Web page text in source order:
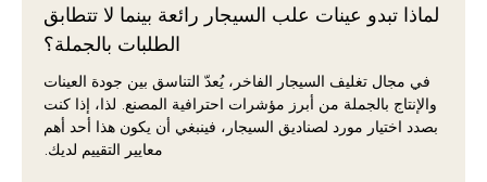
لماذا تبدو عينات علب السيجار رائعة بينما لا تتطابق
الطلبات بالجملة؟
في مجال تغليف السيجار الفاخر، يُعدّ التناسق بين جودة العينات
والإنتاج بالجملة من أبرز مؤشرات احترافية المصنع. لذا، إذا كنت
بصدد اختيار مورد لصناديق السيجار، فينبغي أن يكون هذا أحد أهم
معايير التقييم لديك.